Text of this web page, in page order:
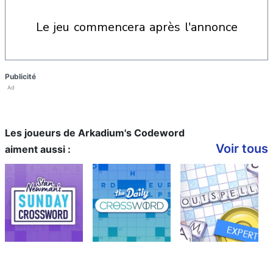
le jeu commencera après l'annonce
Publicité
Ad
Les joueurs de Arkadium's Codeword
aiment aussi :
Voir tous